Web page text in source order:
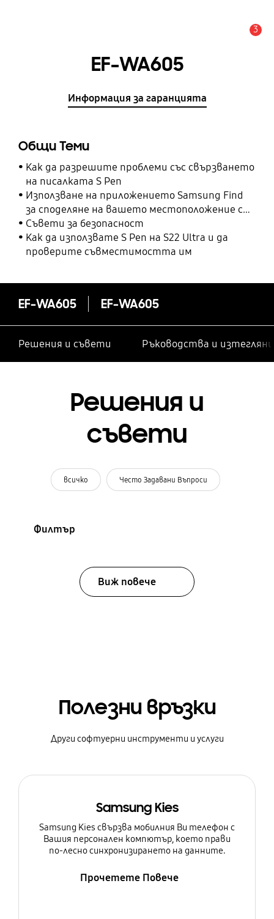
3
EF-WA605
Информация за гаранцията
Общи Теми
Как да разрешите проблеми със свързването
на писалката S Pen
Използване на приложението Samsung Find
за споделяне на вашето местоположение с
вашите приятели, дете, семейство и други
контакти
Съвети за безопасност
Как да използвате S Pen на S22 Ultra и да
проверите съвместимостта им
EF-WA605 EF-WA605
Решения и съвети Ръководства и
Решения и
съвети
всичко Често Задавани Въпроси
Филтър
Виж повече
Полезни връзки
Други софтуерни инструменти и услуги
Samsung Kies
Samsung Kies свързва мобилния Ви телефон с
Вашия персонален компютър, което прави
по-лесно синхронизирането на данните.
Прочетете Повече